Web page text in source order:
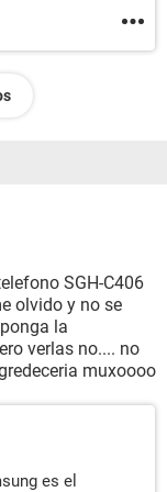
SGH-C406
olvido y no se
la
verlas no.... no
muxoooo
es el